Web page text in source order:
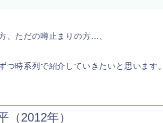
、ただの噂止まりの方…、
つ時系列で紹介していきたいと思います。
2012年）